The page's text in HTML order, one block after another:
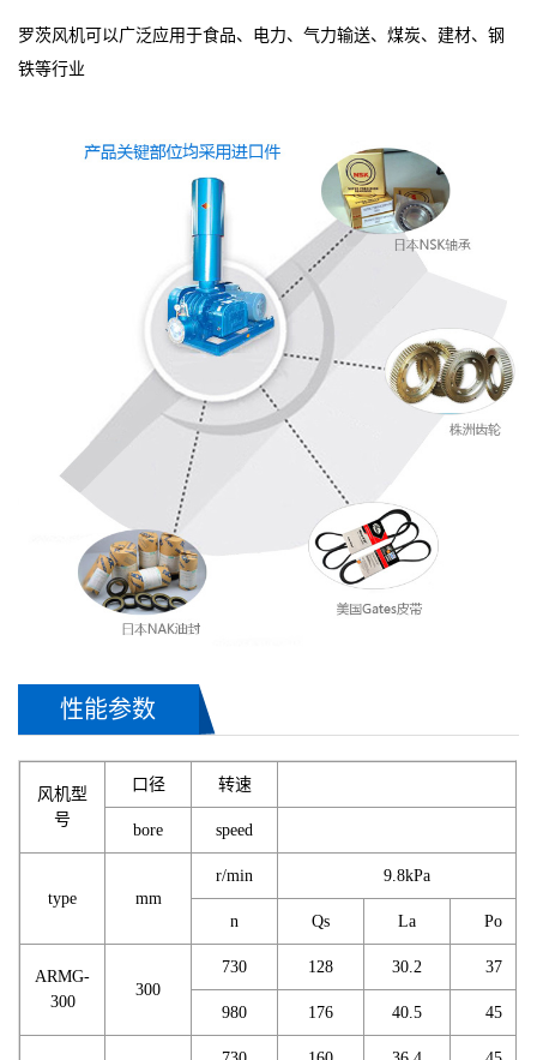
罗茨风机可以广泛应用于食品、电力、气力输送、煤炭、建材、钢
铁等行业
性能参数
风机型
号
口径 转速
bore speed
type mm
r/min 9.8kPa
n Qs La Po
ARMG-
300
300
730 128 30.2 37
980 176 40.5 45